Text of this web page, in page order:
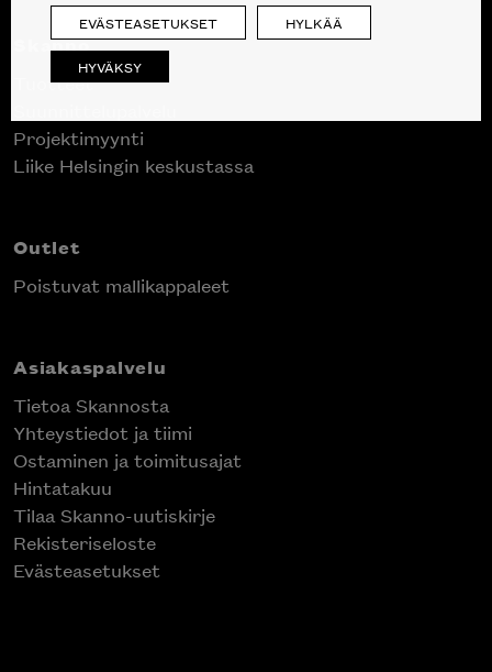
Skanno
Tuotteet
Projektimyynti
Liike Helsingin keskustassa
Outlet
Poistuvat mallikappaleet
Asiakaspalvelu
Tietoa Skannosta
Yhteystiedot ja tiimi
Ostaminen ja toimitusajat
Hintatakuu
Tilaa Skanno-uutiskirje
Rekisteriseloste
Evästeasetukset
EVÄSTEASETUKSET HYLKÄÄ
HYVÄKSY